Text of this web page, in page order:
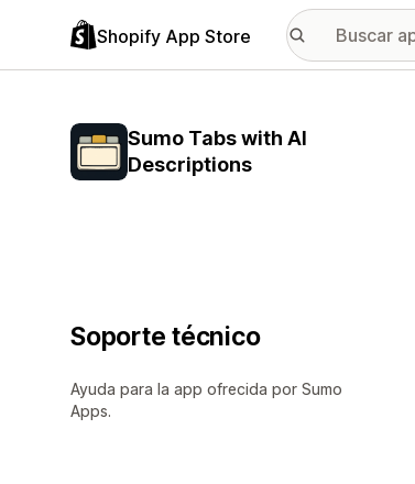
Shopify App Store
Sumo Tabs with AI
Descriptions
Soporte técnico
Ayuda para la app ofrecida por Sumo
Apps.